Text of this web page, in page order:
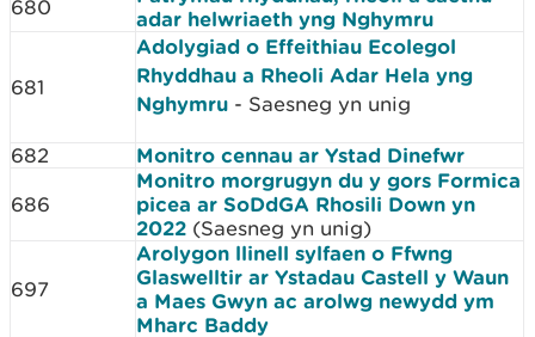
680
adar helwriaeth yng Nghymru
681
Adolygiad o Effeithiau Ecolegol
Rhyddhau a Rheoli Adar Hela yng
Nghymru - Saesneg yn unig
682 Monitro cennau ar Ystad Dinefwr
686
Monitro morgrugyn du y gors Formica
picea ar SoDdGA Rhosili Down yn
2022 (Saesneg yn unig)
697
Arolygon llinell sylfaen o Ffwng
Glaswelltir ar Ystadau Castell y Waun
a Maes Gwyn ac arolwg newydd ym
Mharc Baddy